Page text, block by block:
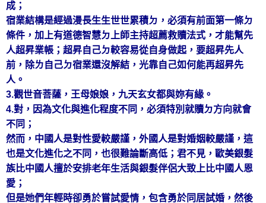
成；
宿業結構是經過漫長生生世世累積ㄉ，必須有前面第一條ㄉ
條件，加上有道德智慧ㄉ上師主持超薦救贖法式，才能幫先
人超昇業帳；超昇自己ㄉ較容易從自身做起，要超昇先人
前，除ㄌ自己ㄉ宿業還沒解結，光靠自己如何能再超昇先
人。
3.觀世音菩薩，王母娘娘，九天玄女都與妳有緣。
4.對，因為文化與進化程度不同，必須特別就贖ㄉ方向就會
不同；
然而，中國人是對性愛較嚴謹，外國人是對婚姻較嚴謹，這
也是文化進化之不同，也很難論斷高低；君不見，歐美銀髮
族比中國人擅於安排老年生活與銀髮伴侶大致上比中國人恩
愛；
但是她們年輕時卻勇於嘗試愛情，包含勇於同居試婚，然後